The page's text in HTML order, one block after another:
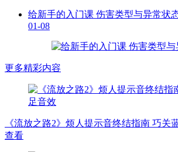
给新手的入门课 伤害类型与异常状
01-08
更多精彩内容
《流放之路2》烦人提示音终结指南 巧关
查看